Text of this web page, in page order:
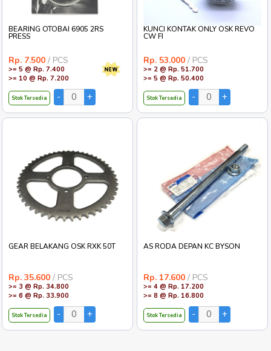
BEARING OTOBAI 6905 2RS
PRESS
Rp. 7.500 / PCS
>= 5 @ Rp. 7.400
>= 10 @ Rp. 7.200
Stok Tersedia
KUNCI KONTAK ONLY OSK REVO
CW FI
Rp. 53.000 / PCS
>= 2 @ Rp. 51.700
>= 5 @ Rp. 50.400
Stok Tersedia
GEAR BELAKANG OSK RXK 50T
Rp. 35.600 / PCS
>= 3 @ Rp. 34.800
>= 6 @ Rp. 33.900
Stok Tersedia
AS RODA DEPAN KC BYSON
Rp. 17.600 / PCS
>= 4 @ Rp. 17.200
>= 8 @ Rp. 16.800
Stok Tersedia